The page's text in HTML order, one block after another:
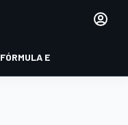
FÓRMULA E